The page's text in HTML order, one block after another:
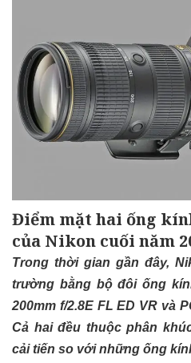
Điểm mặt hai ống
của Nikon cuối năm
Trong thời gian gần đây,
trường bằng bộ đôi ống
200mm f/2.8E FL ED VR và
Cả hai đều thuộc phân
cải tiến so với những ống